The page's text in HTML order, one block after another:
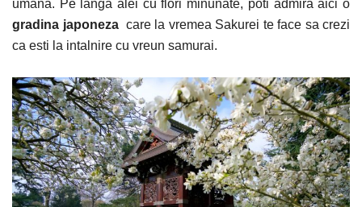
umana. Pe langa alei cu flori minunate, poti admira aici o
gradina japoneza care la vremea Sakurei te face sa crezi
ca esti la intalnire cu vreun samurai.